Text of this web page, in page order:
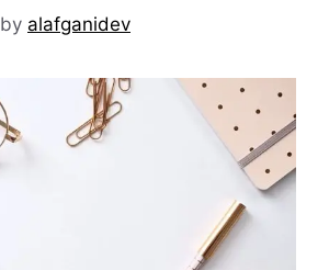
by alafganidev